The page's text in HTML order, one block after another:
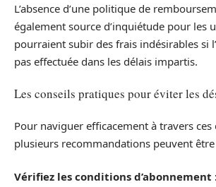
L’absence d’une politique de
également source d’inquiétude pour les
pourraient subir des frais indésirables si
pas effectuée dans les délais impartis.
Les conseils pratiques pour éviter les
Pour naviguer efficacement à travers ces
plusieurs recommandations peuvent
Vérifiez les conditions d’abonnement